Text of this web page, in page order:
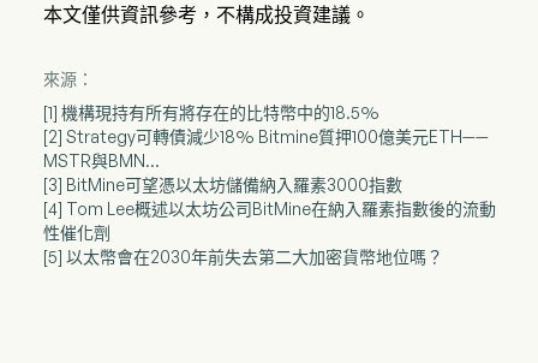
本文僅供資訊參考，不構成投資建議。
來源：
[1] 機構現持有所有將存在的比特幣中的18.5%
[2] Strategy可轉債減少18% Bitmine質押100億美元ETH——
MSTR與BMN...
[3] BitMine可望憑以太坊儲備納入羅素3000指數
[4] Tom Lee概述以太坊公司BitMine在納入羅素指數後的流動
性催化劑
[5] 以太幣會在2030年前失去第二大加密貨幣地位嗎？